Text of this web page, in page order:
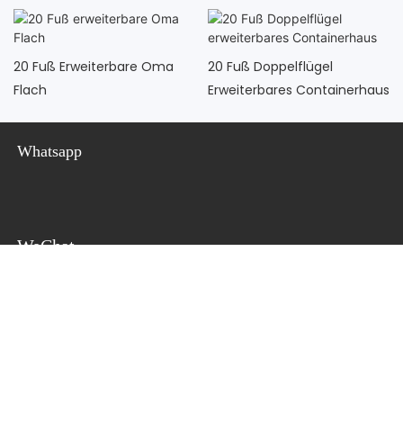
20 Fuß Erweiterbare Oma
Flach
20 Fuß Doppelflügel
Erweiterbares Containerhaus
Whatsapp
WeChat